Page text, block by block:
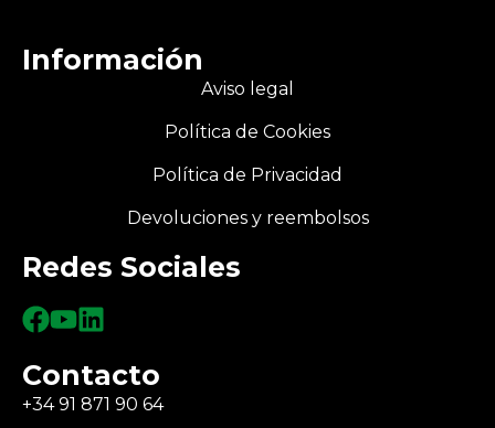
Información
Aviso legal
Política de Cookies
Política de Privacidad
Devoluciones y reembolsos
Redes Sociales
Contacto
+34 91 871 90 64